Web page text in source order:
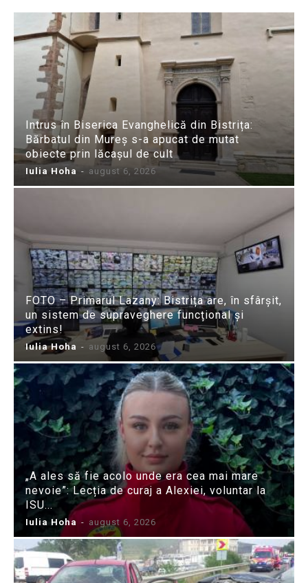
Intrus în Biserica Evanghelică din Bistrița:
Bărbatul din Mureș s-a apucat de mutat
obiecte prin lăcașul de cult
Iulia Hoha - august 6, 2026
FOTO – Primarul Lazany: Bistrița are, în sfârșit,
un sistem de supraveghere funcțional și
extins!
Iulia Hoha - august 6, 2026
„A ales să fie acolo unde era cea mai mare
nevoie”: Lecția de curaj a Alexiei, voluntar la
ISU...
Iulia Hoha - august 6, 2026